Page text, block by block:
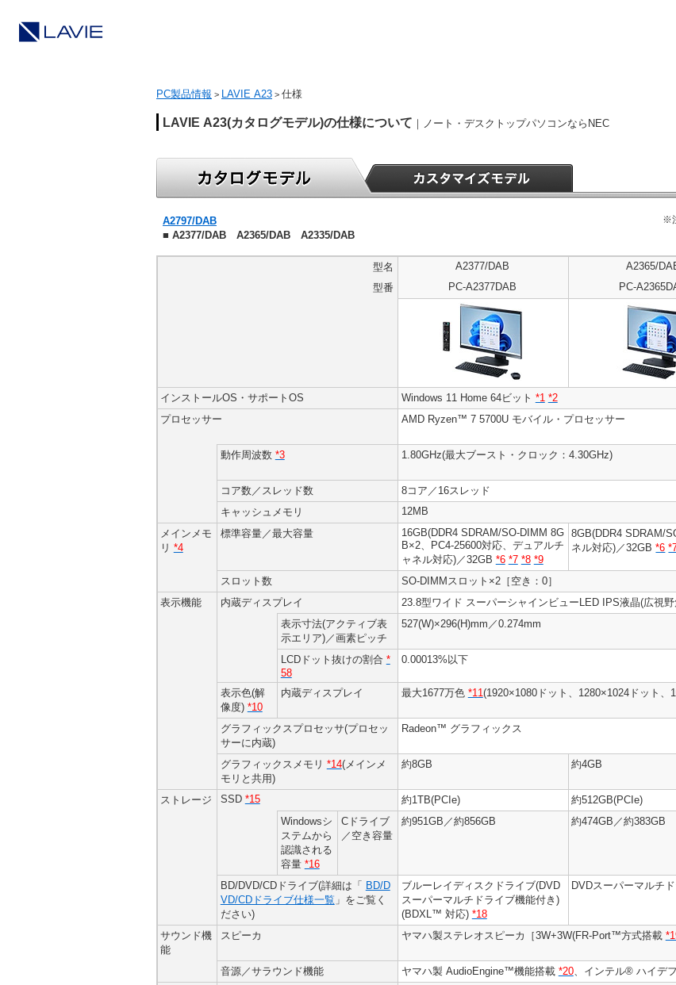
PC製品情報 > LAVIE A23 > 仕様
LAVIE A23(カタログモデル)の仕様について ｜ノート・デスクトップパソコンならNEC
A2797/DAB
■ A2377/DAB A2365/DAB A2335/DAB
※
型名 A2377/DAB A2365/
型番
PC-A2377DAB PC-
インストールOS・サポートOS Windows 11 Home 64ビット *1 *2
プロセッサー
AMD Ryzen™ 7 5700U モバイル・プロセッサー
動作周波数 *3 1.80GHz(最大ブースト・クロック：4.30GHz)
コア数／スレッド数
8コア／16スレッド
キャッシュメモリ
12MB
メインメモ
リ *4
標準容量／最大容量
16GB(DDR4 SDRAM/SO-DIMM 8G
B×2、PC4-25600対応、デュアルチ
ャネル対応)／32GB *6 *7 *8 *9
8GB(DDR4 SDRAM/
ネル対応)／32GB*6
スロット数
SO-DIMMスロット×2［空き：0］
表示機能
内蔵ディスプレイ
23.8型ワイド スーパーシャインビューLED IPS液晶(広視
表示寸法(アクティブ表
示エリア)／画素ピッチ
527(W)×296(H)mm／0.274mm
LCDドット抜けの割合 *
58
0.00013%以下
表示色(解
像度) *10
内蔵ディスプレイ 最大1677万色 *11(1920×1080ドット、1280×1024ドット、
グラフィックスプロセッサ(プロセッ
サーに内蔵)
Radeon™ グラフィックス
グラフィックスメモリ *14(メインメ
モリと共用)
約8GB 約4GB
ストレージ SSD *15 約1TB(PCIe)
約512GB(PCIe)
Windowsシ
ステムから
認識される
容量 *16
Cドライブ
／空き容量
約951GB／約856GB 約474GB／約383GB
BD/DVD/CDドライブ(詳細は「
BD/D
VD/CDドライブ仕様一覧 」をご覧く
ださい)
ブルーレイディスクドライブ(DVD
スーパーマルチドライブ機能付き)
(BDXL™ 対応) *18
DVDスーパーマルチ
サウンド機
能
スピーカ ヤマハ製ステレオスピーカ［3W+3W(FR-Port™方式搭載
音源／サラウンド機能 ヤマハ製 AudioEngine™機能搭載 *20、インテル® ハイデ